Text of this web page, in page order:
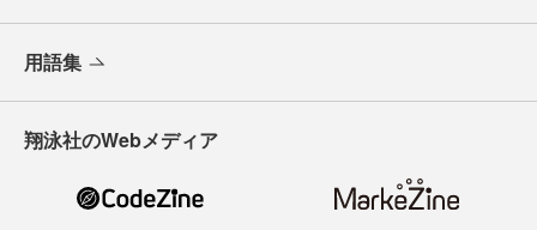
用語集
翔泳社のWebメディア